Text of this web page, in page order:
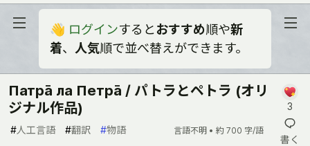
👋 ログインするとおすすめ順や新
着、 人気順で並べ替えができます。
Патра̄ ла Петра̄ / パトラとペトラ (オリ
ジナル作品)
#人工言語 #翻訳 #物語 言語不明 • 約 700 字/語
3
書く